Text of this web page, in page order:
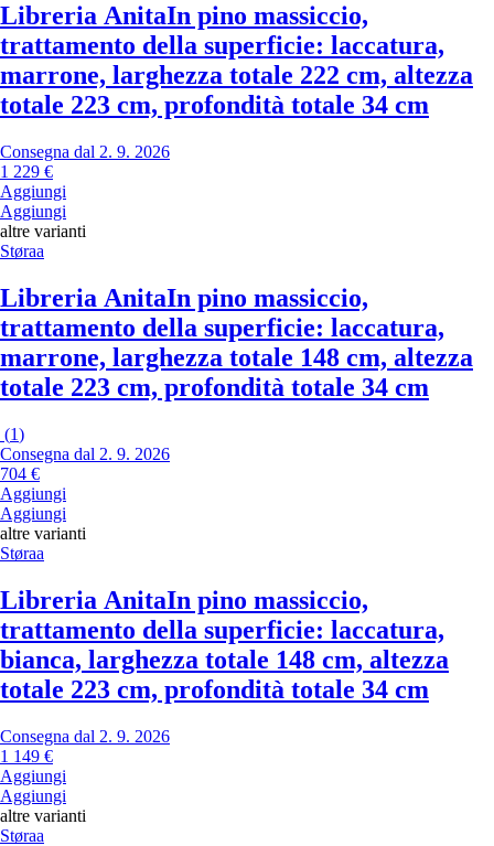
Libreria AnitaIn pino massiccio,
trattamento della superficie: laccatura,
marrone, larghezza totale 222 cm, altezza
totale 223 cm, profondità totale 34 cm
Consegna dal 2. 9. 2026
1 229 €
Aggiungi
Aggiungi
altre varianti
Støraa
Libreria AnitaIn pino massiccio,
trattamento della superficie: laccatura,
marrone, larghezza totale 148 cm, altezza
totale 223 cm, profondità totale 34 cm
(1)
Consegna dal 2. 9. 2026
704 €
Aggiungi
Aggiungi
altre varianti
Støraa
Libreria AnitaIn pino massiccio,
trattamento della superficie: laccatura,
bianca, larghezza totale 148 cm, altezza
totale 223 cm, profondità totale 34 cm
Consegna dal 2. 9. 2026
1 149 €
Aggiungi
Aggiungi
altre varianti
Støraa